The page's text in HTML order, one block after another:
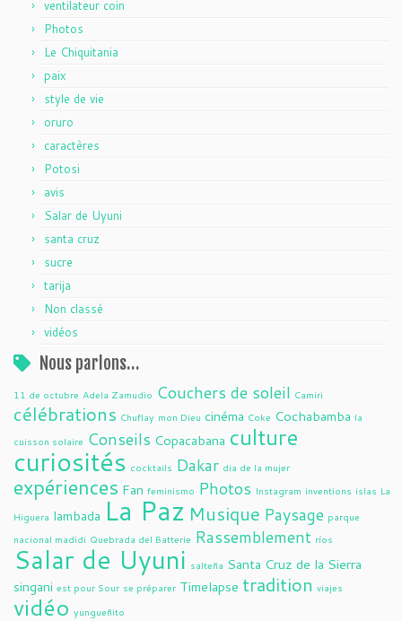
ventilateur coin
Photos
Le Chiquitania
paix
style de vie
oruro
caractères
Potosi
avis
Salar de Uyuni
santa cruz
sucre
tarija
Non classé
vidéos
Nous parlons…
11 de octubre Adela Zamudio Couchers de soleil Camiri
célébrations Chuflay mon Dieu cinéma Coke Cochabamba la
cuisson solaire Conseils Copacabana culture
curiosités cocktails Dakar dia de la mujer
expériences Fan feminismo Photos Instagram inventions islas La
Higuera lambada La Paz Musique Paysage parque
nacional madidi Quebrada del Batterie Rassemblement ríos
Salar de Uyuni salteña Santa Cruz de la Sierra
singani est pour Sour se préparer Timelapse tradition viajes
vidéo yungueñito